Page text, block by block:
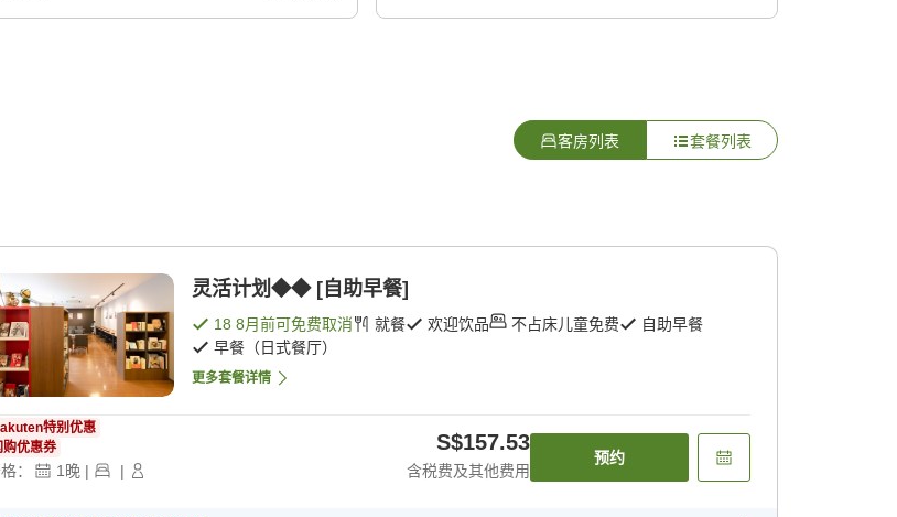
客房列表 套餐列表
灵活计划◆◆ [自助早餐]
18 8月前可免费取消 就餐 欢迎饮品 不占床儿童免费
自助早餐
早餐（日式餐厅）
更多套餐详情
特别优惠
购优惠券
： 1晚 | |
S$157.53
含税费及其他费用
预约